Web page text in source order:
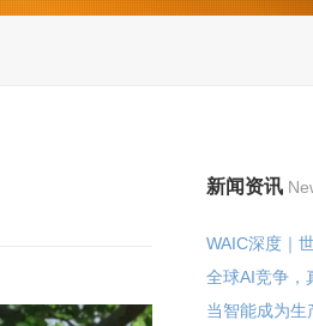
新闻资讯